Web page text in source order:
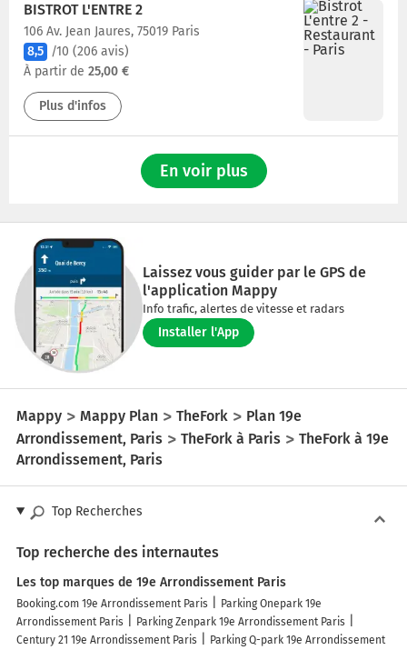
BISTROT L'ENTRE 2
106 Av. Jean Jaures, 75019 Paris
8,5 /10 (206 avis)
À partir de 25,00 €
Plus d'infos
En voir plus
Laissez vous guider par le GPS de
l'application Mappy
Info trafic, alertes de vitesse et radars
Installer l'App
Mappy Mappy Plan TheFork
Plan 19e
Arrondissement, Paris
TheFork à Paris
TheFork à 19e
Arrondissement, Paris
Top Recherches
Top recherche des internautes
Les top marques de 19e Arrondissement Paris
Booking.com 19e Arrondissement Paris
Parking Onepark 19e
Arrondissement Paris
Parking Zenpark 19e Arrondissement Paris
Century 21 19e Arrondissement Paris
Parking Q-park 19e Arrondissement